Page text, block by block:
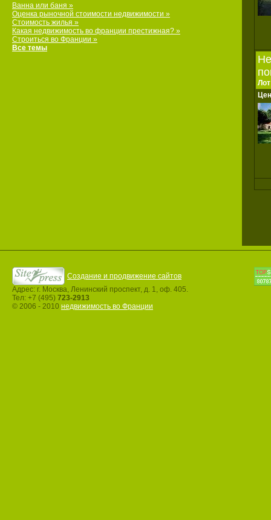
Ванна или баня »
Оценка рыночной стоимости недвижимости »
Стоимость жилья »
Какая недвижимость во франции престижная? »
Строиться во Франции »
Все темы
Создание и продвижение сайтов
Адрес: г. Москва, Ленинский проспект, д. 1, оф. 405.
Тел: +7 (495) 723-2913
© 2006 - 2010 недвижимость во Франции